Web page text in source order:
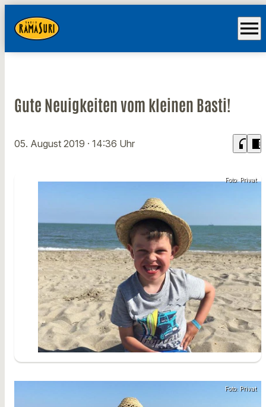
menu
Gute Neuigkeiten vom kleinen Basti!
05. August 2019 · 14:36 Uhr headphones chrome_reader_mode
Foto: Privat
Foto: Privat